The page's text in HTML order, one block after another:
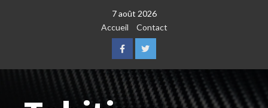
7 août 2026
Accueil
Contact
FacebookTwitter